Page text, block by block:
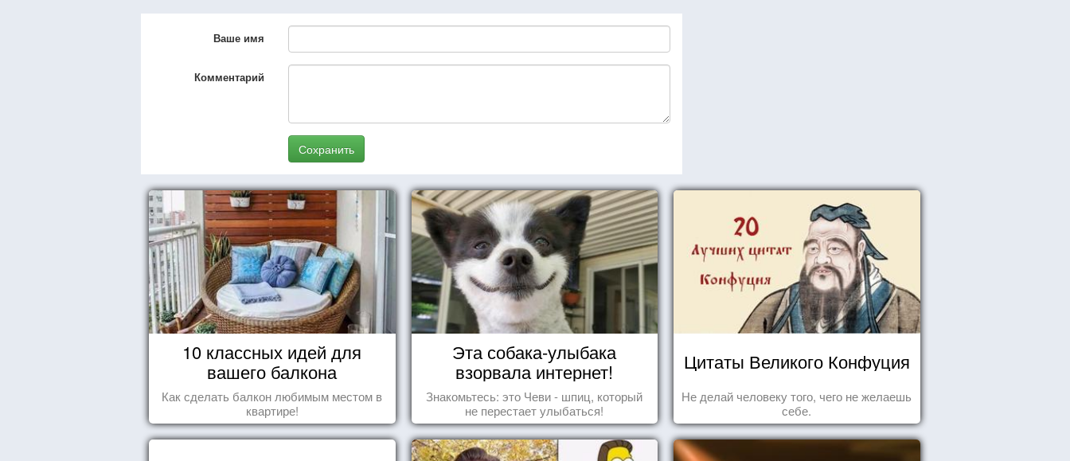
Ваше имя
Комментарий
Сохранить
10 классных идей для
вашего балкона
Как сделать балкон любимым местом в
квартире!
Эта собака-улыбака
взорвала интернет!
Знакомьтесь: это Чеви - шпиц, который
не перестает улыбаться!
Цитаты Великого Конфуция
Не делай человеку того, чего не желаешь
себе.